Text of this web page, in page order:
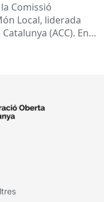
Comissió
Local, liderada
(ACC). En